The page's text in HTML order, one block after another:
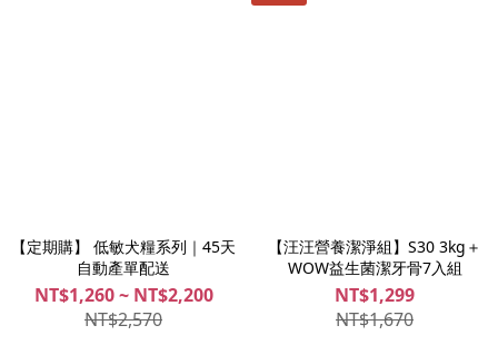
【定期購】 低敏犬糧系列｜45天
自動產單配送
NT$1,260 ~ NT$2,200
NT$2,570
【汪汪營養潔淨組】S30 3kg＋
WOW益生菌潔牙骨7入組
NT$1,299
NT$1,670